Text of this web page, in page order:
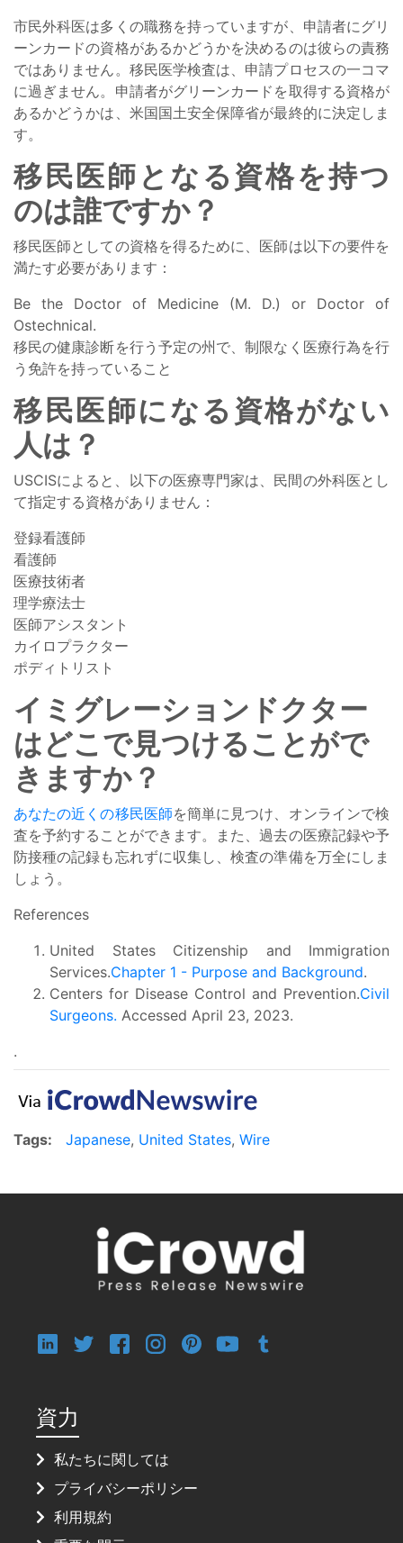
市民外科医は多くの職務を持っていますが、申請者にグリ
ーンカードの資格があるかどうかを決めるのは彼らの責務
ではありません。移民医学検査は、申請プロセスの一コマ
に過ぎません。申請者がグリーンカードを取得する資格が
あるかどうかは、米国国土安全保障省が最終的に決定しま
す。
移民医師となる資格を持つ
のは誰ですか？
移民医師としての資格を得るために、医師は以下の要件を
満たす必要があります：
Be the Doctor of Medicine (M. D.) or Doctor of
Ostechnical.
移民の健康診断を行う予定の州で、制限なく医療行為を行
う免許を持っていること
移民医師になる資格がない
人は？
USCISによると、以下の医療専門家は、民間の外科医とし
て指定する資格がありません：
登録看護師
看護師
医療技術者
理学療法士
医師アシスタント
カイロプラクター
ポディトリスト
イミグレーションドクター
はどこで見つけることがで
きますか？
あなたの近くの移民医師を簡単に見つけ、オンラインで検
査を予約することができます。また、過去の医療記録や予
防接種の記録も忘れずに収集し、検査の準備を万全にしま
しょう。
References
United States Citizenship and Immigration
Services.Chapter 1 - Purpose and Background.
Centers for Disease Control and Prevention.Civil
Surgeons. Accessed April 23, 2023.
.
Tags: Japanese, United States, Wire
資力
私たちに関しては
プライバシーポリシー
利用規約